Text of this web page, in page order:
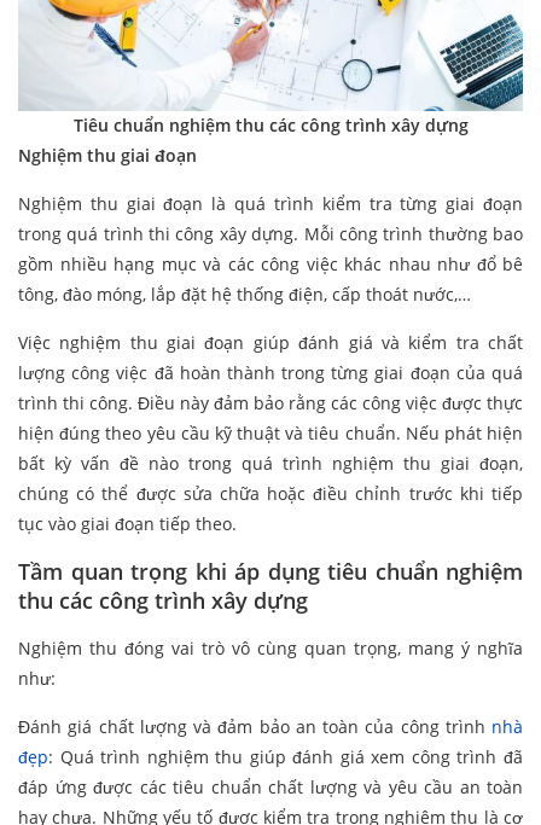
Tiêu chuẩn nghiệm thu các công trình xây dựng
Nghiệm thu giai đoạn
Nghiệm thu giai đoạn là quá trình kiểm tra từng giai đoạn
trong quá trình thi công xây dựng. Mỗi công trình thường bao
gồm nhiều hạng mục và các công việc khác nhau như đổ bê
tông, đào móng, lắp đặt hệ thống điện, cấp thoát nước,…
Việc nghiệm thu giai đoạn giúp đánh giá và kiểm tra chất
lượng công việc đã hoàn thành trong từng giai đoạn của quá
trình thi công. Điều này đảm bảo rằng các công việc được thực
hiện đúng theo yêu cầu kỹ thuật và tiêu chuẩn. Nếu phát hiện
bất kỳ vấn đề nào trong quá trình nghiệm thu giai đoạn,
chúng có thể được sửa chữa hoặc điều chỉnh trước khi tiếp
tục vào giai đoạn tiếp theo.
Tầm quan trọng khi áp dụng tiêu chuẩn nghiệm
thu các công trình xây dựng
Nghiệm thu đóng vai trò vô cùng quan trọng, mang ý nghĩa
như:
Đánh giá chất lượng và đảm bảo an toàn của công trình nhà
đẹp: Quá trình nghiệm thu giúp đánh giá xem công trình đã
đáp ứng được các tiêu chuẩn chất lượng và yêu cầu an toàn
hay chưa. Những yếu tố được kiểm tra trong nghiệm thu là cơ